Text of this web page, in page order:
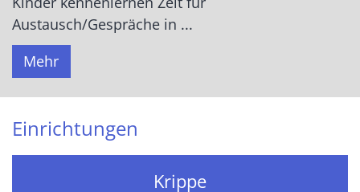
Austausch/Gespräche in ...
Mehr
Einrichtungen
Krippe